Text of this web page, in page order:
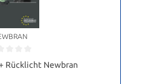
Rücklicht Newbran